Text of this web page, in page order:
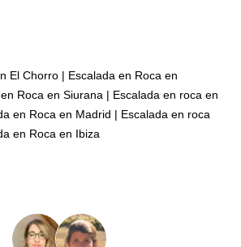
him. He was also kind enough to capture
the climb. Also, the location is
El Chorro | Escalada en Roca en
Roca en Siurana | Escalada en roca en
en Roca en Madrid | Escalada en roca
en Roca en Ibiza